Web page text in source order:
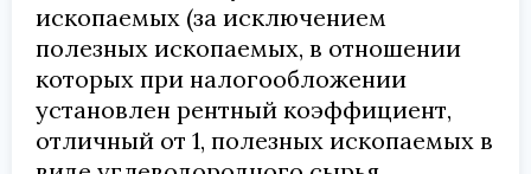
ископаемых (за исключением
полезных ископаемых, в отношении
которых при налогообложении
установлен рентный коэффициент,
отличный от 1, полезных ископаемых в